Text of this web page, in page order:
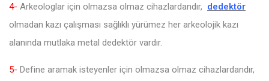
4- Arkeologlar için olmazsa olmaz cihazlardandır, dedektör
olmadan kazı çalışması sağlıklı yürümez her arkeolojik kazı
alanında mutlaka metal dedektör vardır.
5- Define aramak isteyenler için olmazsa olmaz cihazlardandır,